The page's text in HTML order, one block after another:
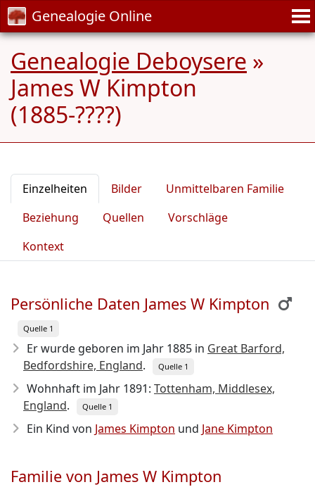
Genealogie Online
Genealogie Deboysere »
James W Kimpton
(1885-????)
Einzelheiten Bilder
Unmittelbaren Familie
Beziehung
Quellen
Vorschläge
Kontext
Persönliche Daten James W Kimpton
Quelle 1
Er wurde geboren im Jahr 1885 in Great Barford,
Bedfordshire, England. Quelle 1
Wohnhaft im Jahr 1891: Tottenham, Middlesex,
England. Quelle 1
Ein Kind von James Kimpton und Jane Kimpton
Familie von James W Kimpton